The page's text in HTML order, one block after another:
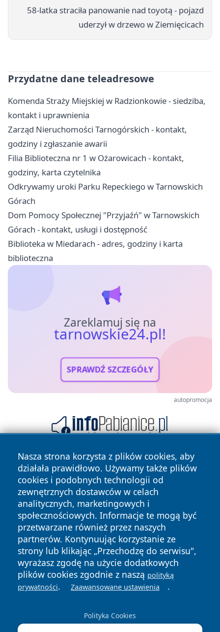
58-latka straciła panowanie nad toyotą - pojazd
uderzył w drzewo w Ziemięcicach
Przydatne dane teleadresowe
Komenda Straży Miejskiej w Radzionkowie - siedziba,
kontakt i uprawnienia
Zarząd Nieruchomości Tarnogórskich - kontakt,
godziny i zgłaszanie awarii
Filia Biblioteczna nr 1 w Ożarowicach - kontakt,
godziny, karta czytelnika
Odkrywamy uroki Parku Repeckiego w Tarnowskich
Górach
Dom Pomocy Społecznej "Przyjaźń" w Tarnowskich
Górach - kontakt, usługi i dostępność
Biblioteka w Miedarach - adres, godziny i karta
biblioteczna
Zareklamuj się na
tarnowskie24.pl!
SPRAWDŹ SZCZEGÓŁY
autopromocja
Nasza strona korzysta z plików cookies, aby
działała prawidłowo. Używamy także plików
cookies i podobnych technologii od
zewnętrznych dostawców w celach
analitycznych, marketingowych i
społecznościowych. Informacje te mogą być
przetwarzane również przez naszych
partnerów. Kontynuując korzystanie ze
strony lub klikając „Przechodzę do serwisu",
wyrażasz zgodę na użycie dodatkowych
plików cookies zgodnie z naszą polityką
prywatności. Zaawansowane ustawienia .
Polityka Cookies
Copyright © 2026 tarnowskie24.pl Wszystkie prawa
zastrzeżone.
News Autorzy
Polityka
Prywatności
Polityka
Cookies